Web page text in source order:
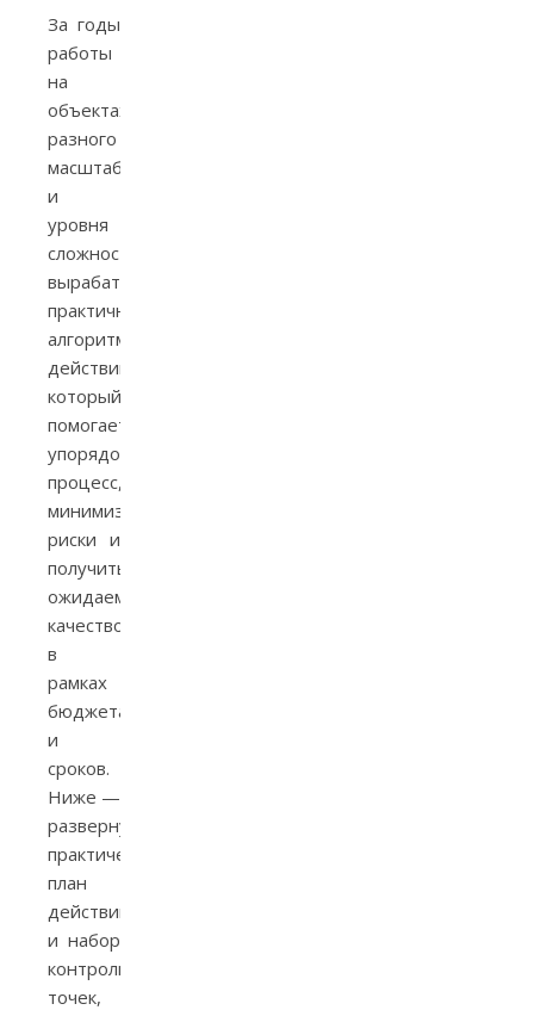
За годы
работы
на
объектах
разного
масштаба
и
уровня
сложности
вырабатывается
практичный
алгоритм
действий,
который
помогает
упорядочить
процесс,
минимизировать
риски и
получить
ожидаемое
качество
в
рамках
бюджета
и
сроков.
Ниже —
развернутый
практический
план
действий
и набор
контрольных
точек,